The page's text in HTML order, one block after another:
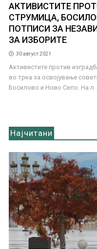
АКТИВИСТИТЕ
СТРУМИЦА,
ПОТПИСИ ЗА
ЗА ИЗБОРИТЕ
30 август 2021
Активистите против
во трка за освојување
Босилово и Ново Село. На л
Најчитани